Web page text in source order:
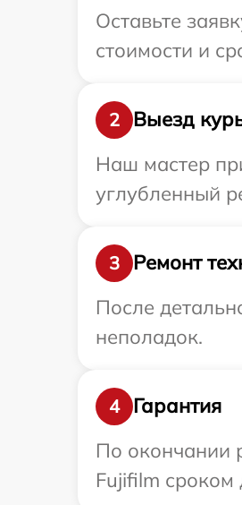
Оставьте
стоимости и
2
Выезд
Наш мастер
углубленный
3
Ремонт
После
неполадок.
4
Гарантия
По окончании
Fujifilm сроком